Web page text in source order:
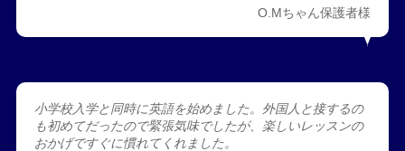
O.Mちゃん保護者様
小学校入学と同時に英語を始めました。外国人と接するの
も初めてだったので緊張気味でしたが、楽しいレッスンの
おかげですぐに慣れてくれました。